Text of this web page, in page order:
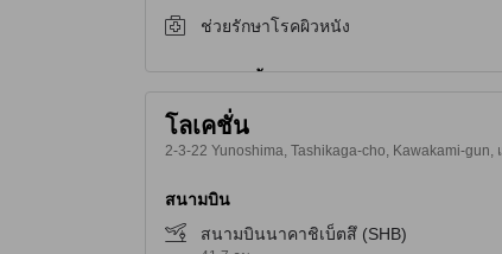
ช่วยรักษาโรคผิวหนัง
โลเคชั่น
2-3-22 Yunoshima, Tashikaga-cho, Kawakami-
สนามบิน
สนามบินนาคาชิเบ็ตสึ (SHB)